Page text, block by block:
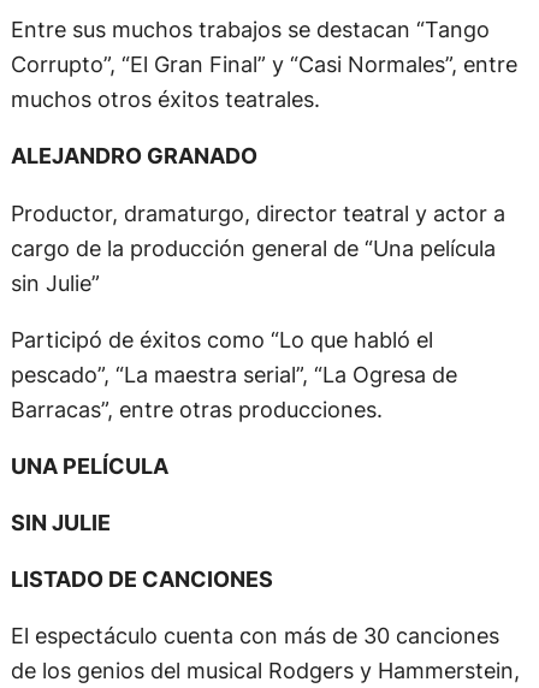
Entre sus muchos trabajos se destacan “Tango
Corrupto”, “El Gran Final” y “Casi Normales”, entre
muchos otros éxitos teatrales.
ALEJANDRO GRANADO
Productor, dramaturgo, director teatral y actor a
cargo de la producción general de “Una película
sin Julie”
Participó de éxitos como “Lo que habló el
pescado”, “La maestra serial”, “La Ogresa de
Barracas”, entre otras producciones.
UNA PELÍCULA
SIN JULIE
LISTADO DE CANCIONES
El espectáculo cuenta con más de 30 canciones
de los genios del musical Rodgers y Hammerstein,